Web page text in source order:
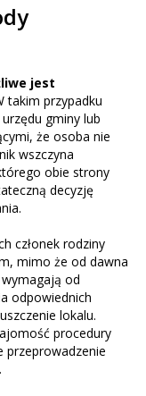
jest
takim przypadku
gminy lub
że osoba nie
wszczyna
obie strony
decyzję
członek rodziny
mimo że od dawna
od
odpowiednich
lokalu.
procedury
przeprowadzenie